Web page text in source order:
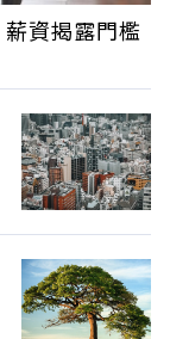
資揭露門檻